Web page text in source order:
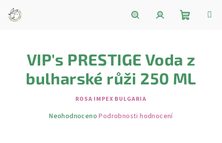
obsah
košík
VIP's PRESTIGE Voda z
bulharské růži 250 ML
ROSA IMPEX BULGARIA
Průměrné
Neohodnoceno Podrobnosti hodnocení